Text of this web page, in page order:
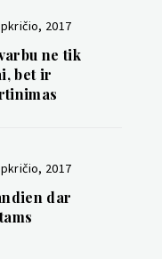
2017
ne tik
bet ir
2017
dar